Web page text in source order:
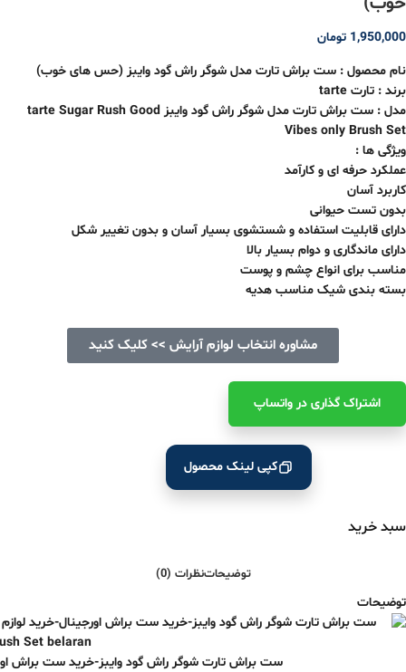
سبد خرید
1,950,000 تومان
نام محصول : ست براش تارت مدل شوگر راش گود وایبز (حس های خوب)
برند : تارت tarte
مدل : ست براش تارت مدل شوگر راش گود وایبز tarte Sugar Rush Good
Vibes only Brush Set
ویژگی ها :
عملکرد حرفه ای و کارآمد
کاربرد آسان
بدون تست حیوانی
دارای قابلیت استفاده و شستشوی بسیار آسان و بدون تغییر شکل
دارای ماندگاری و دوام بسیار بالا
مناسب برای انواع چشم و پوست
بسته بندی شیک مناسب هدیه
مشاوره انتخاب لوازم آرایش >> کلیک کنید
اشتراک ‌گذاری در واتساپ
کپی لینک محصول
توضیحاتنظرات (0)
توضیحات
ست براش تارت شوگر راش گود وایبز-خرید ست براش